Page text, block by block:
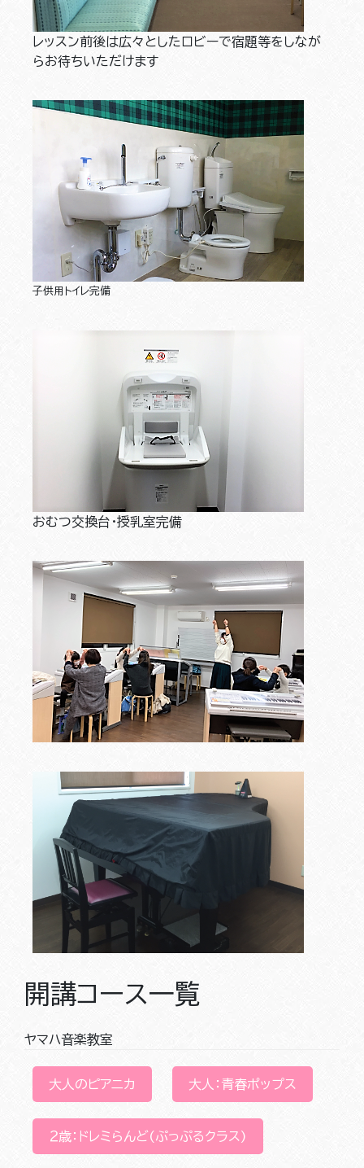
レッスン前後は広々としたロビーで宿題等をしなが
らお待ちいただけます
子供用トイレ完備
おむつ交換台・授乳室完備
開講コース一覧
ヤマハ音楽教室
大人のピアニカ 大人：青春ポップス
２歳：ドレミらんど(ぷっぷるクラス)